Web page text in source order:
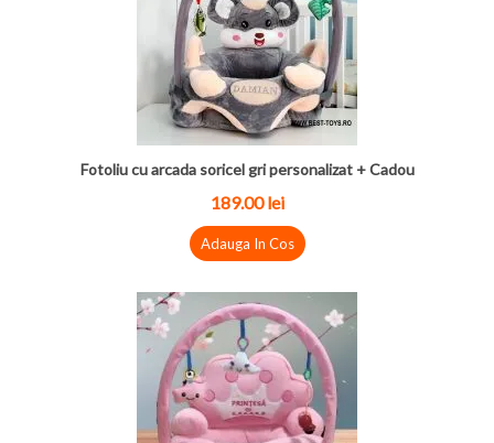
Fotoliu cu arcada soricel gri personalizat + Cadou
189.00 lei
Adauga In Cos